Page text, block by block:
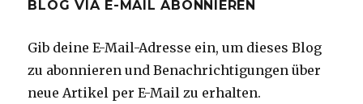
BLOG VIA E-MAIL ABONNIEREN
Gib deine E-Mail-Adresse ein, um dieses Blog
zu abonnieren und Benachrichtigungen über
neue Artikel per E-Mail zu erhalten.